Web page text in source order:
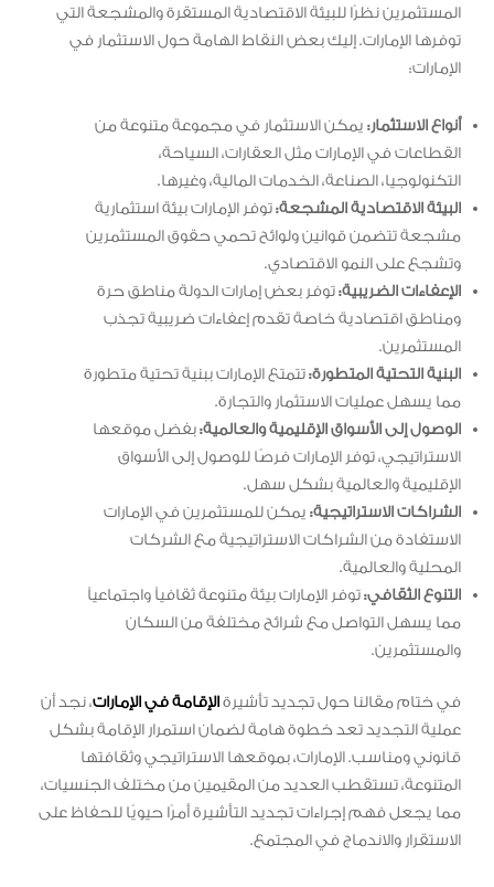
المستثمرين نظرًا للبيئة الاقتصادية المستقرة والمشجعة التي
توفرها الإمارات. إليك بعض النقاط الهامة حول الاستثمار في
الإمارات:
أنواع الاستثمار: يمكن الاستثمار في مجموعة متنوعة من
القطاعات في الإمارات مثل العقارات، السياحة،
التكنولوجيا، الصناعة، الخدمات المالية، وغيرها.
البيئة الاقتصادية المشجعة:توفر الإمارات بيئة استثمارية
مشجعة تتضمن قوانين ولوائح تحمي حقوق المستثمرين
وتشجع على النمو الاقتصادي.
الإعفاءات الضريبية:توفر بعض إمارات الدولة مناطق حرة
ومناطق اقتصادية خاصة تقدم إعفاءات ضريبية تجذب
المستثمرين.
البنية التحتية المتطورة:تتمتع الإمارات ببنية تحتية متطورة
مما يسهل عمليات الاستثمار والتجارة.
الوصول إلى الأسواق الإقليمية والعالمية:بفضل موقعها
الاستراتيجي، توفر الإمارات فرصًا للوصول إلى الأسواق
الإقليمية والعالمية بشكل سهل.
الشراكات الاستراتيجية: يمكن للمستثمرين في الإمارات
الاستفادة من الشراكات الاستراتيجية مع الشركات
المحلية والعالمية.
التنوع الثقافي:توفر الإمارات بيئة متنوعة ثقافياً واجتماعياً
مما يسهل التواصل مع شرائح مختلفة من السكان
والمستثمرين.
في ختام مقالنا حول تجديد تأشيرة الإقامة في الإمارات، نجد أن
عملية التجديد تعد خطوة هامة لضمان استمرار الإقامة بشكل
قانوني ومناسب. الإمارات، بموقعها الاستراتيجي وثقافتها
المتنوعة، تستقطب العديد من المقيمين من مختلف الجنسيات،
مما يجعل فهم إجراءات تجديد التأشيرة أمرًا حيويًا للحفاظ على
الاستقرار والاندماج في المجتمع.